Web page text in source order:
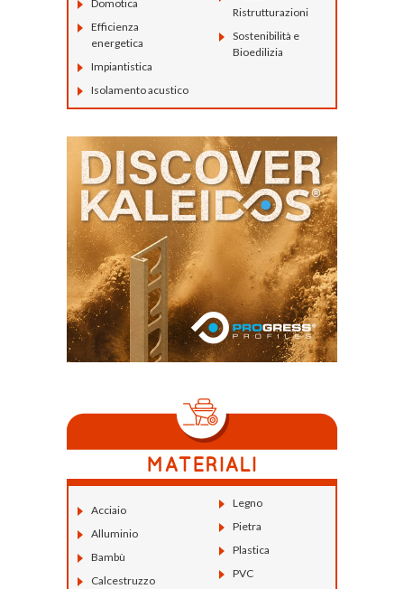
Domotica
Efficienza
energetica
Impiantistica
Isolamento acustico
Ristrutturazioni
Sostenibilità e
Bioedilizia
Acciaio
Alluminio
Bambù
Calcestruzzo
Legno
Pietra
Plastica
PVC